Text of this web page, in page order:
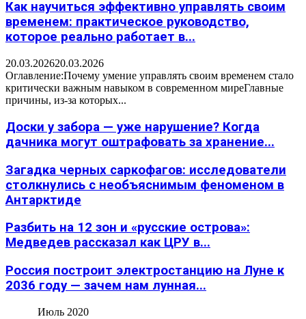
Как научиться эффективно управлять своим
временем: практическое руководство,
которое реально работает в...
20.03.202620.03.2026
Оглавление:Почему умение управлять своим временем стало
критически важным навыком в современном миреГлавные
причины, из-за которых...
Доски у забора — уже нарушение? Когда
дачника могут оштрафовать за хранение...
Загадка черных саркофагов: исследователи
столкнулись с необъяснимым феноменом в
Антарктиде
Разбить на 12 зон и «русские острова»:
Медведев рассказал как ЦРУ в...
Россия построит электростанцию на Луне к
2036 году — зачем нам лунная...
Июль 2020